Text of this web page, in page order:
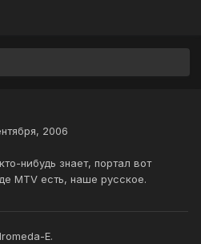
2006
нибудь знает, портал вот
MTV есть, наше русское.
E.